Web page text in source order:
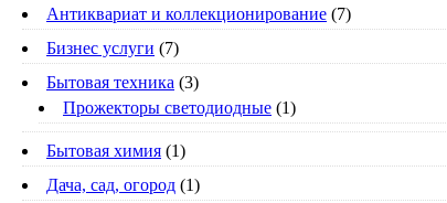
Антиквариат и коллекционирование (7)
Бизнес услуги (7)
Бытовая техника (3)
Прожекторы светодиодные (1)
Бытовая химия (1)
Дача, сад, огород (1)